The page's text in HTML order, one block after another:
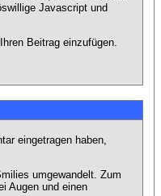
Javascript und
Beitrag einzufügen.
eingetragen haben,
umgewandelt. Zum
Augen und einen